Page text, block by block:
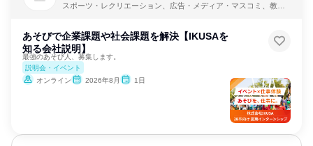
スポーツ・レクリエーション、広告・メディア・マスコミ、教育
あそびで企業課題や社会課題を解決【IKUSAを
知る会社説明】
最強のあそび人、募集します。
説明会・イベント
オンライン
2026年8月 1日